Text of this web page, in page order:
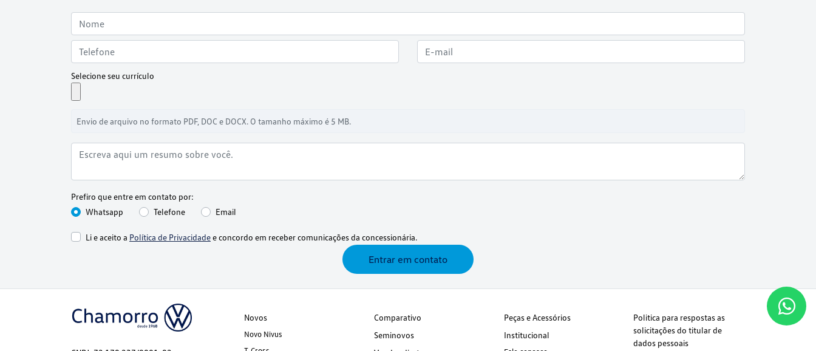
Selecione seu currículo
Envio de arquivo no formato PDF, DOC e DOCX. O tamanho máximo é 5 MB.
Prefiro que entre em contato por:
Whatsapp
Telefone Email
Li e aceito a Política de Privacidadee concordo em receber comunicações da concessionária.
Entrar em contato
Novos
Novo Nivus
Comparativo
Seminovos
Peças e Acessórios
Institucional
Politica para respostas as
solicitações do titular de
dados pessoais